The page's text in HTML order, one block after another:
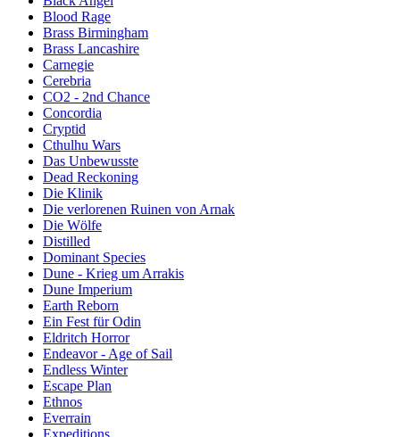
Blood Rage
Brass Birmingham
Brass Lancashire
Carnegie
Cerebria
CO2 - 2nd Chance
Concordia
Cryptid
Cthulhu Wars
Das Unbewusste
Dead Reckoning
Die Klinik
Die verlorenen Ruinen von Arnak
Die Wölfe
Distilled
Dominant Species
Dune - Krieg um Arrakis
Dune Imperium
Earth Reborn
Ein Fest für Odin
Eldritch Horror
Endeavor - Age of Sail
Endless Winter
Escape Plan
Ethnos
Everrain